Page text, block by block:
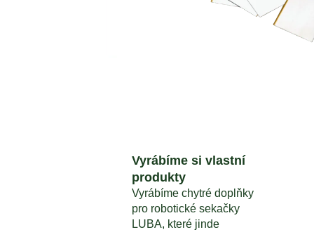
Vyrábíme si vlastní
produkty
Vyrábíme chytré doplňky
pro robotické sekačky
LUBA, které jinde
MAMMOTION LUBA SADA NOŽŮ 24KS